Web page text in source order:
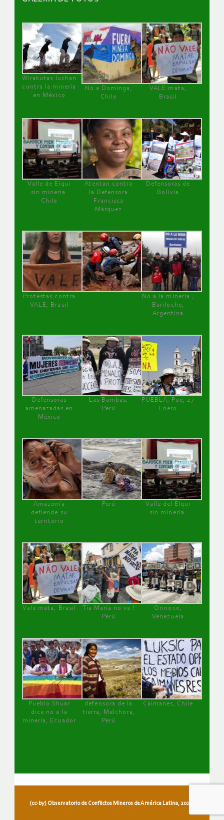
Wirakutas luchan
contra la minería
en México
No a Dominga,
Chile
VALE mata,
Brasil
Valle de Elqui
sin minería.
Chile
Atentan contra
la Defensora
Francisca
Márquez
Defensoras de
Bolivia
Protestas contra
VALE, Brasil
No a la minería ,
Bariloche,
Argentina
Defensoras
amenazadas en
México
Las Bambas,
Perú
PUEBLA, Pue, 27
Enero
Amazonía
defiende su
territorio
Perú
Valle del Elqui
sin minería.
Vale mata, Brasil
Tía María no va !
Perú
Orinoco,
Venezuela
Pueblo Shuar
dice no a la
minería, Ecuador
defensora de la
tierra, Melchora,
Perú
Caimanes, Chile
(cc-by) Observatorio de Conflictos Mineros de América Latina, 2026